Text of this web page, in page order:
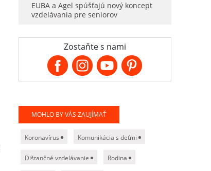
EUBA a Agel spúšťajú nový koncept
vzdelávania pre seniorov
Zostaňte s nami
MOHLO BY VÁS ZAUJÍMAŤ
Koronavírus Komunikácia s deťmi
Dištančné vzdelávanie Rodina